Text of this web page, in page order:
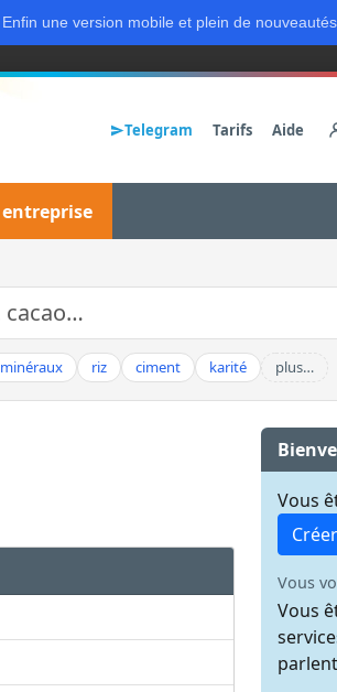
Enfin une version mobile et plein de
Telegram Tarifs Aide
entreprise
minéraux riz ciment karité plus…
Vous
Vous
Vous